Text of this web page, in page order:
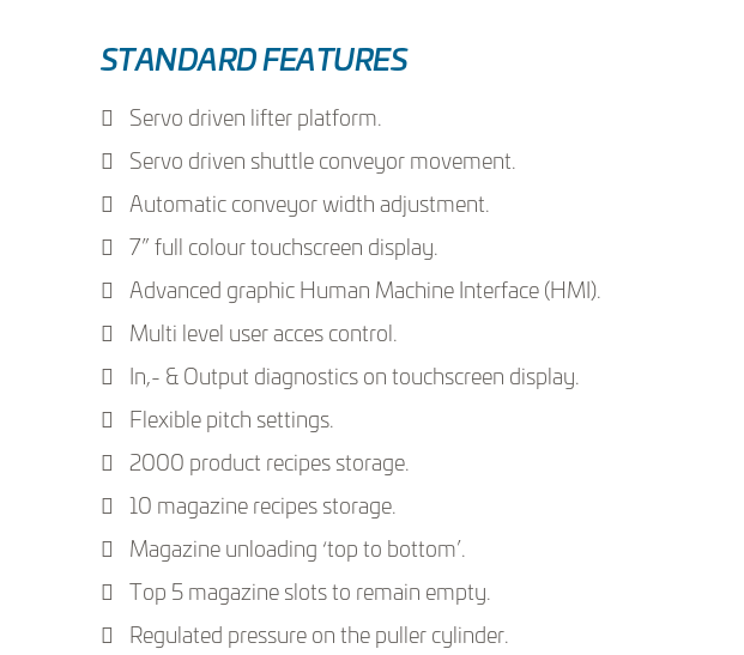
STANDARD FEATURES
Servo driven lifter platform.
Servo driven shuttle conveyor movement.
Automatic conveyor width adjustment.
7” full colour touchscreen display.
Advanced graphic Human Machine Interface (HMI).
Multi level user acces control.
In,- & Output diagnostics on touchscreen display.
Flexible pitch settings.
2000 product recipes storage.
10 magazine recipes storage.
Magazine unloading ‘top to bottom’.
Top 5 magazine slots to remain empty.
Regulated pressure on the puller cylinder.